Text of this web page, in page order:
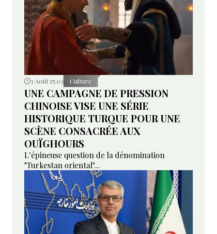
3 Août 15:03 Culture
UNE CAMPAGNE DE PRESSION
CHINOISE VISE UNE SÉRIE
HISTORIQUE TURQUE POUR UNE
SCÈNE CONSACRÉE AUX
OUÏGHOURS
L'épineuse question de la dénomination
"Turkestan oriental"...